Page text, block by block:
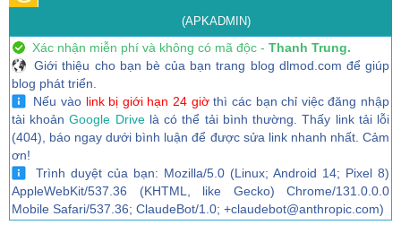
(APKADMIN)
Xác nhận miễn phí và không có mã độc - Thanh Trung.
Giới thiệu cho bạn bè của bạn trang blog dlmod.com để giúp
blog phát triển.
Nếu vào link bị giới hạn 24 giờthì các bạn chỉ việc đăng nhập
tài khoảnGoogle Drivelà có thể tải bình thường. Thấy link tải lỗi
(404), báo ngay dưới bình luận để được sửa link nhanh nhất. Cảm
ơn!
Trình duyệt của bạn: Mozilla/5.0 (Linux; Android 14; Pixel 8)
AppleWebKit/537.36 (KHTML, like Gecko) Chrome/131.0.0.0
Mobile Safari/537.36; ClaudeBot/1.0; +claudebot@anthropic.com)